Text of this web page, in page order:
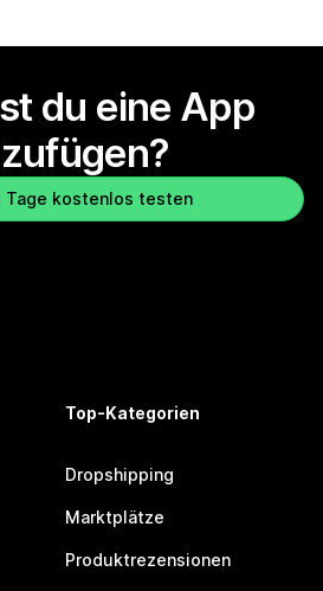
du eine App
Tage kostenlos testen
Top-Kategorien
Dropshipping
Marktplätze
Produktrezensionen